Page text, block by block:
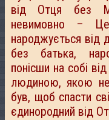
від Отця без
невимовно –
народжується від
без батька,
понісши на собі
людиною, якою
був, щоб спасти
єдинородний від